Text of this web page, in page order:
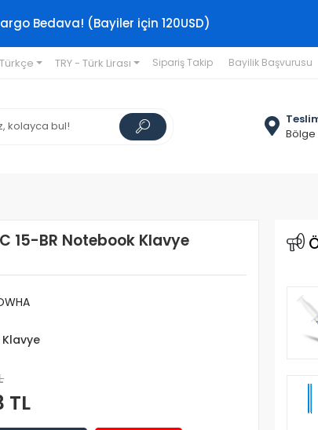
Bedava! (Bayiler için 120USD)
Türkçe TRY - Türk Lirası Sipariş Takip Bayilik Başvurusu
Bölge
15-BR Notebook Klavye
TL